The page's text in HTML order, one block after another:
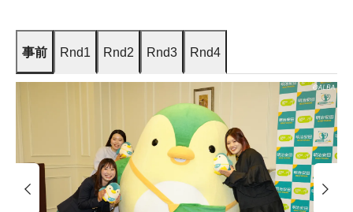
事前 Rnd1 Rnd2 Rnd3 Rnd4